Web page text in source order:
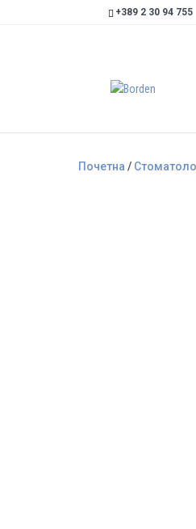
+389 2 30 94 755
Почетна /